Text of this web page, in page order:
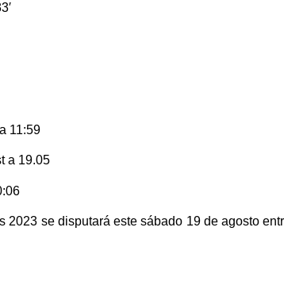
11:59
a 19.05
2023 se disputará este sábado 19 de agosto